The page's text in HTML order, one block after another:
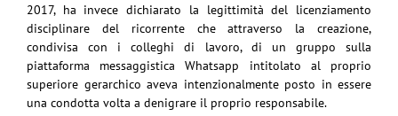
2017, ha invece dichiarato la legittimità del licenziamento
disciplinare del ricorrente che attraverso la creazione,
condivisa con icolleghi di lavoro, di un gruppo sulla
piattaforma messaggistica Whatsapp intitolato al proprio
superiore gerarchico aveva intenzionalmente posto in essere
una condotta volta a denigrare il proprio responsabile.